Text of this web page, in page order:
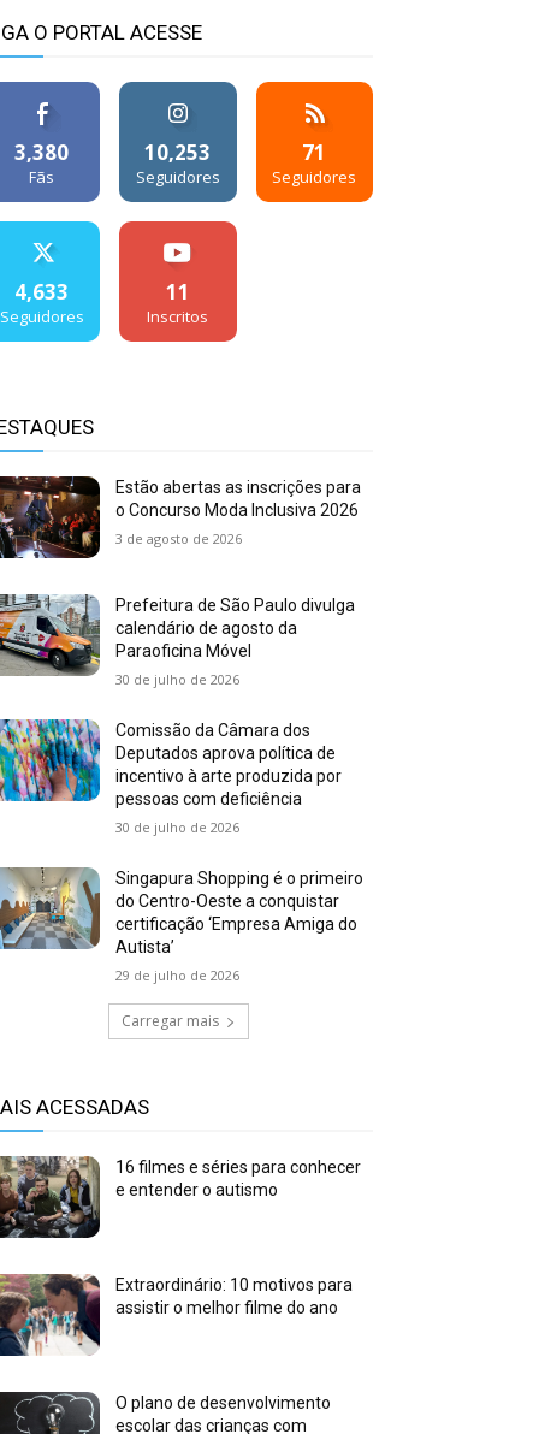
O PORTAL ACESSE
3,380
Fãs
10,253
Seguidores
71
Seguidores
4,633
Seguidores
11
Inscritos
Estão abertas as inscrições para
o Concurso Moda Inclusiva 2026
3 de agosto de 2026
Prefeitura de São Paulo divulga
calendário de agosto da
Paraoficina Móvel
30 de julho de 2026
Comissão da Câmara dos
Deputados aprova política de
incentivo à arte produzida por
pessoas com deficiência
30 de julho de 2026
Singapura Shopping é o primeiro
do Centro-Oeste a conquistar
certificação ‘Empresa Amiga do
Autista’
29 de julho de 2026
Carregar mais
ACESSADAS
16 filmes e séries para conhecer
e entender o autismo
Extraordinário: 10 motivos para
assistir o melhor filme do ano
O plano de desenvolvimento
escolar das crianças com